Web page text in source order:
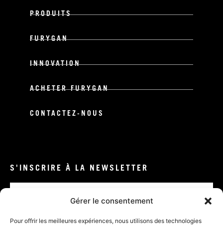
Gérer le consentement
Pour offrir les meilleures expériences, nous utilisons des technologies
PRODUITS
FURYGAN
INNOVATION
ACHETER FURYGAN
CONTACTEZ-NOUS
S'INSCRIRE À LA NEWSLETTER
Email